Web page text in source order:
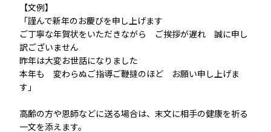
【文例】
「謹んで新年のお慶びを申し上げます
ご丁寧な年賀状をいただきながら ご挨拶が遅れ 誠に申し
訳ございません
昨年は大変お世話になりました
本年も 変わらぬご指導ご鞭撻のほど お願い申し上げま
す」
高齢の方や恩師などに送る場合は、末文に相手の健康を祈る
一文を添えます。